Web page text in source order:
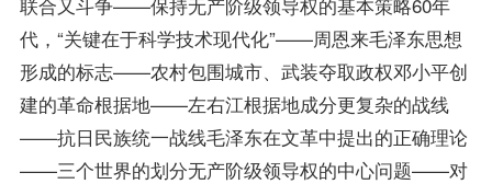
代，“关键在于科学技术现代化”——周恩来毛泽东思想
形成的标志——农村包围城市、武装夺取政权邓小平创
建的革命根据地——左右江根据地成分更复杂的战线
——抗日民族统一战线毛泽东在文革中提出的正确理论
——三个世界的划分无产阶级领导权的中心问题——对